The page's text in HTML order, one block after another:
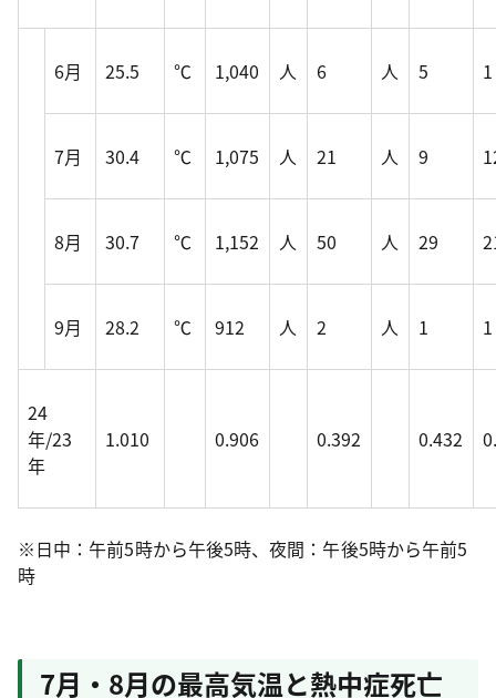
6月 25.5 ℃ 1,040 人 6 人 5 1
7月 30.4 ℃ 1,075 人 21 人 9
8月 30.7 ℃ 1,152 人 50 人 29
9月 28.2 ℃ 912 人 2 人 1 1
24
年/23
年
1.010 0.906 0.392 0.432
※日中：午前5時から午後5時、夜間：午後5時から午前5
時
7月・8月の最高気温と熱中症死亡